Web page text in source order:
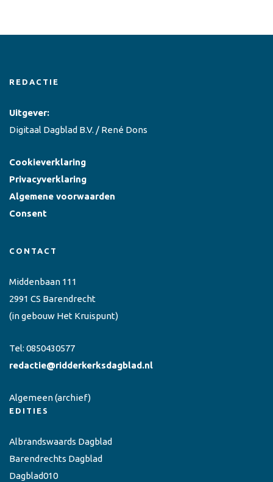
REDACTIE
Uitgever:
Digitaal Dagblad B.V. / René Dons
Cookieverklaring
Privacyverklaring
Algemene voorwaarden
Consent
CONTACT
Middenbaan 111
2991 CS Barendrecht
(in gebouw Het Kruispunt)
Tel: 0850430577
redactie@ridderkerksdagblad.nl
Algemeen(archief)
EDITIES
Albrandswaards Dagblad
Barendrechts Dagblad
Dagblad010